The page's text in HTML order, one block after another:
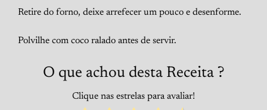
Retire do forno, deixe arrefecer um pouco e desenforme.
Polvilhe com coco ralado antes de servir.
O que achou desta Receita ?
Clique nas estrelas para avaliar!